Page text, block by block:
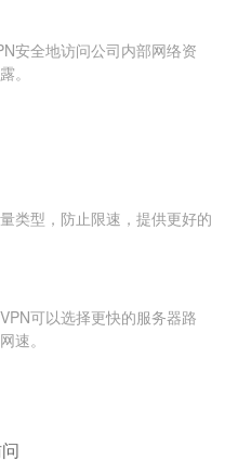
安全地访问公司内部网络资
。
类型，防止限速，提供更好的
可以选择更快的服务器路
速。